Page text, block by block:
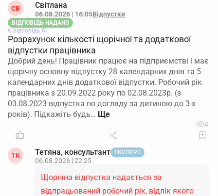
СВ Світлана
06.08.2026 | 16:05Відпустки
ВІДПОВІДЬ НАДАНО
Є відповідь АІ
Розрахунок кількості щорічної та додаткової
відпустки працівника
Добрий день! Працівник працює на підприємстві і має
щорічну основну відпустку 28 календарних днів та 5
календарних днів додаткової відпустки. Робочий рік
працівника з 20.09.2022 року по 02.08.2023р. (з
03.08.2023 відпустка по догляду за дитиною до 3-х
років). Підкажіть будь…
4
ТК Тетяна, консультант ЕКСПЕРТ
06.08.2026 | 22:25
Щорічна відпустка надається за
відпрацьований робочий рік, відлік якого